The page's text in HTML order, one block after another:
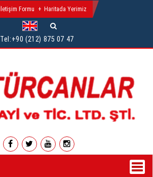
Tel:+90 (212) 875 07 47
İletişim Formu Haritada Yerimiz